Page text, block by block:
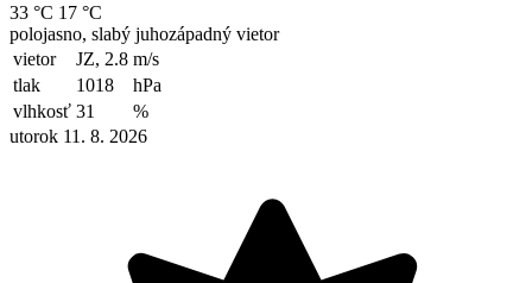
33 °C 17 °C
polojasno, slabý juhozápadný vietor
vietor
JZ, 2.8 m/s
tlak
1018
hPa
vlhkosť 31
%
utorok 11. 8. 2026